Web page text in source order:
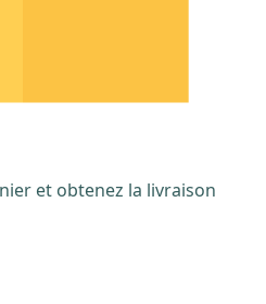
et obtenez la livraison